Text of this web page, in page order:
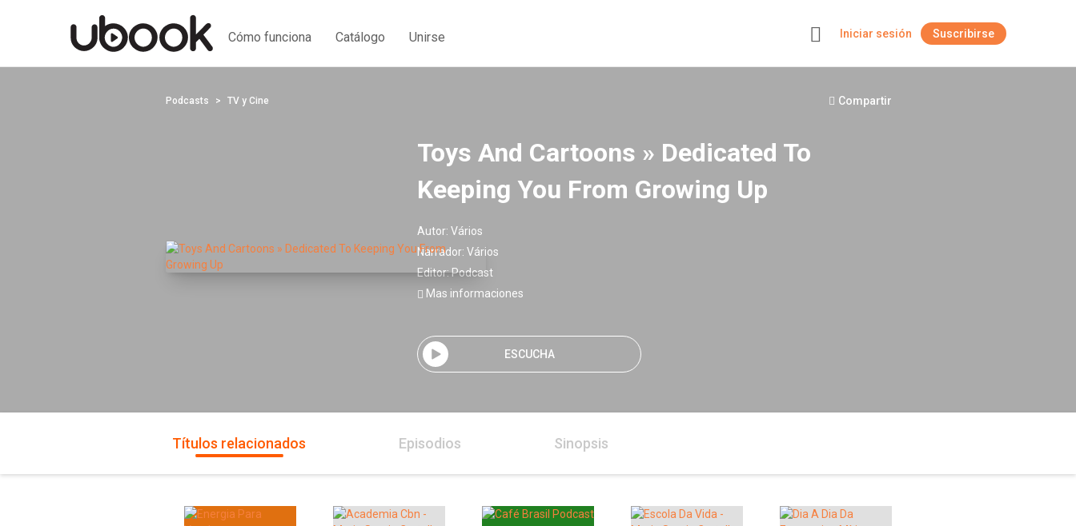
Cómo funciona Catálogo Unirse Iniciar sesión Suscribirse
Podcasts TV y Cine Compartir
Toys And Cartoons » Dedicated To
Keeping You From Growing Up
Autor: Vários
Narrador: Vários
Editor:Podcast
Mas informaciones
ESCUCHA
Títulos relacionados Episodios Sinopsis